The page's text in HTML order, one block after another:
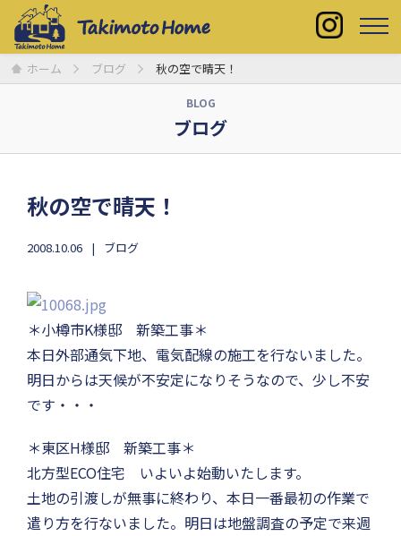
ホーム ブログ 秋の空で晴天！
BLOG
ブログ
秋の空で晴天！
2008.10.06 ブログ
＊小樽市K様邸 新築工事＊
本日外部通気下地、電気配線の施工を行ないました。
明日からは天候が不安定になりそうなので、少し不安
です・・・
＊東区H様邸 新築工事＊
北方型ECO住宅 いよいよ始動いたします。
土地の引渡しが無事に終わり、本日一番最初の作業で
遣り方を行ないました。明日は地盤調査の予定で来週